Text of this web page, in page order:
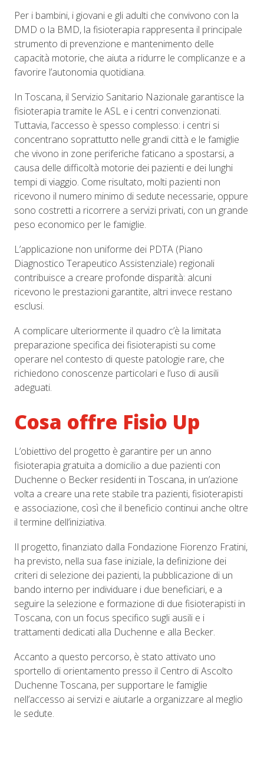
Per i bambini, i giovani e gli adulti che convivono con la
DMD o la BMD, la fisioterapia rappresenta il principale
strumento di prevenzione e mantenimento delle
capacità motorie, che aiuta a ridurre le complicanze e a
favorire l’autonomia quotidiana.
In Toscana, il Servizio Sanitario Nazionale garantisce la
fisioterapia tramite le ASL e i centri convenzionati.
Tuttavia, l’accesso è spesso complesso: i centri si
concentrano soprattutto nelle grandi città e le famiglie
che vivono in zone periferiche faticano a spostarsi, a
causa delle difficoltà motorie dei pazienti e dei lunghi
tempi di viaggio. Come risultato, molti pazienti non
ricevono il numero minimo di sedute necessarie, oppure
sono costretti a ricorrere a servizi privati, con un grande
peso economico per le famiglie.
L’applicazione non uniforme dei PDTA (Piano
Diagnostico Terapeutico Assistenziale) regionali
contribuisce a creare profonde disparità: alcuni
ricevono le prestazioni garantite, altri invece restano
esclusi.
A complicare ulteriormente il quadro c’è la limitata
preparazione specifica dei fisioterapisti su come
operare nel contesto di queste patologie rare, che
richiedono conoscenze particolari e l’uso di ausili
adeguati.
Cosa offre Fisio Up
L’obiettivo del progetto è garantire per un anno
fisioterapia gratuita a domicilio a due pazienti con
Duchenne o Becker residenti in Toscana, in un’azione
volta a creare una rete stabile tra pazienti, fisioterapisti
e associazione, così che il beneficio continui anche oltre
il termine dell’iniziativa.
Il progetto, finanziato dalla Fondazione Fiorenzo Fratini,
ha previsto, nella sua fase iniziale, la definizione dei
criteri di selezione dei pazienti, la pubblicazione di un
bando interno per individuare i due beneficiari, e a
seguire la selezione e formazione di due fisioterapisti in
Toscana, con un focus specifico sugli ausili e i
trattamenti dedicati alla Duchenne e alla Becker.
Accanto a questo percorso, è stato attivato uno
sportello di orientamento presso il Centro di Ascolto
Duchenne Toscana, per supportare le famiglie
nell’accesso ai servizi e aiutarle a organizzare al meglio
le sedute.